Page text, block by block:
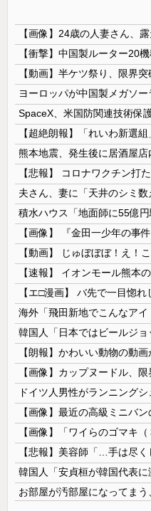
【動画】半ケツ祭り、限界
ヨーロッパが中国製メガソ
熊本地震、発生後に居酒屋
【悲報】 コロナワクチン打
【速報】 イオンモール熊本
【画像】カップヌードル、
【画像】最近の高級ミニバ
【画像】「ワイらのゴマキ（
【悲報】美容師「…手は尽
お部屋が汚部屋になってまう